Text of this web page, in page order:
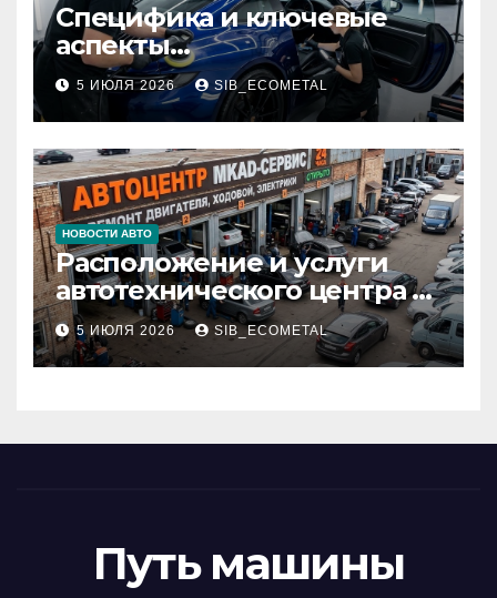
Специфика и ключевые
аспекты
профессионального
детейлинга кузова и
салона
5 ИЮЛЯ 2026 SIB_ECOMETAL
НОВОСТИ АВТО
Расположение и услуги
автотехнического центра в
районе 84-го километра
МКАД
5 ИЮЛЯ 2026 SIB_ECOMETAL
Путь машины